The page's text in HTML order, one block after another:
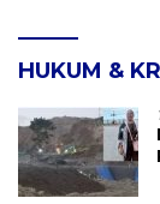
HUKUM &